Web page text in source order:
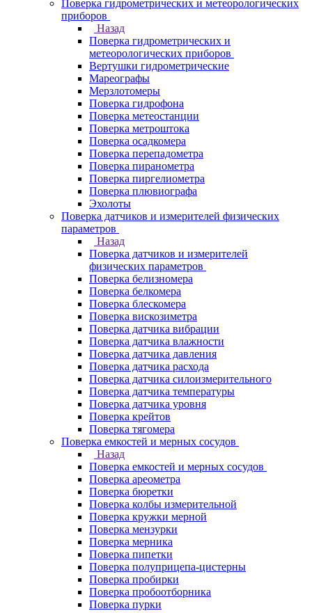
Поверка гидрометрических и метеорологических
приборов
Назад
Поверка гидрометрических и
метеорологических приборов
Вертушки гидрометрические
Мареографы
Мерзлотомеры
Поверка гидрофона
Поверка метеостанции
Поверка метроштока
Поверка осадкомера
Поверка перепадометра
Поверка пиранометра
Поверка пиргелиометра
Поверка плювиографа
Эхолоты
Поверка датчиков и измерителей физических
параметров
Назад
Поверка датчиков и измерителей
физических параметров
Поверка белизномера
Поверка белкомера
Поверка блескомера
Поверка вискозиметра
Поверка датчика вибрации
Поверка датчика влажности
Поверка датчика давления
Поверка датчика расхода
Поверка датчика силоизмерительного
Поверка датчика температуры
Поверка датчика уровня
Поверка крейтов
Поверка тягомера
Поверка емкостей и мерных сосудов
Назад
Поверка емкостей и мерных сосудов
Поверка ареометра
Поверка бюретки
Поверка колбы измерительной
Поверка кружки мерной
Поверка мензурки
Поверка мерника
Поверка пипетки
Поверка полуприцепа-цистерны
Поверка пробирки
Поверка пробоотборника
Поверка пурки